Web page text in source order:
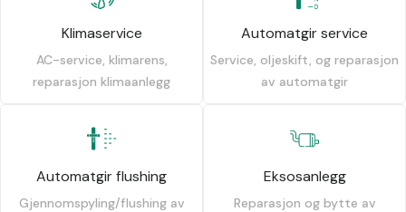
Klimaservice
AC-service, klimarens,
reparasjon klimaanlegg
Automatgir service
Service, oljeskift, og reparasjon
av automatgir
Automatgir flushing
Gjennomspyling/flushing av
Eksosanlegg
Reparasjon og bytte av